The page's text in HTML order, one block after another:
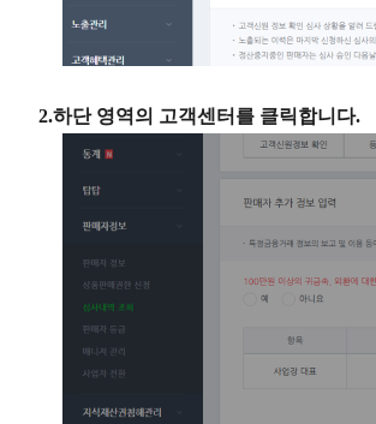
2.하단 영역의 고객센터를 클릭합니다.